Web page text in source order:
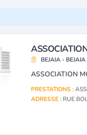
BEJAIA - BEJAIA
ASSOCIATION
PRESTATIONS :
ADRESSE : RUE